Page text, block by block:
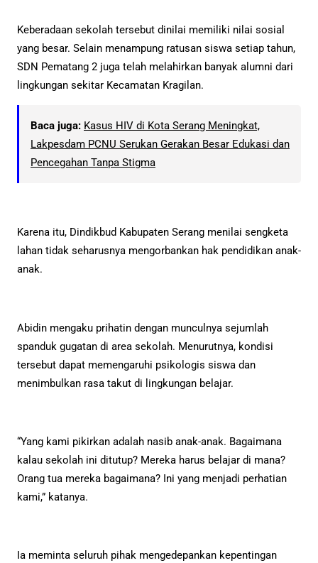
Keberadaan sekolah tersebut dinilai memiliki nilai sosial
yang besar. Selain menampung ratusan siswa setiap tahun,
SDN Pematang 2 juga telah melahirkan banyak alumni dari
lingkungan sekitar Kecamatan Kragilan.
Baca juga: Kasus HIV di Kota Serang Meningkat,
Lakpesdam PCNU Serukan Gerakan Besar Edukasi dan
Pencegahan Tanpa Stigma
Karena itu, Dindikbud Kabupaten Serang menilai sengketa
lahan tidak seharusnya mengorbankan hak pendidikan anak-
anak.
Abidin mengaku prihatin dengan munculnya sejumlah
spanduk gugatan di area sekolah. Menurutnya, kondisi
tersebut dapat memengaruhi psikologis siswa dan
menimbulkan rasa takut di lingkungan belajar.
“Yang kami pikirkan adalah nasib anak-anak. Bagaimana
kalau sekolah ini ditutup? Mereka harus belajar di mana?
Orang tua mereka bagaimana? Ini yang menjadi perhatian
kami,” katanya.
Ia meminta seluruh pihak mengedepankan kepentingan